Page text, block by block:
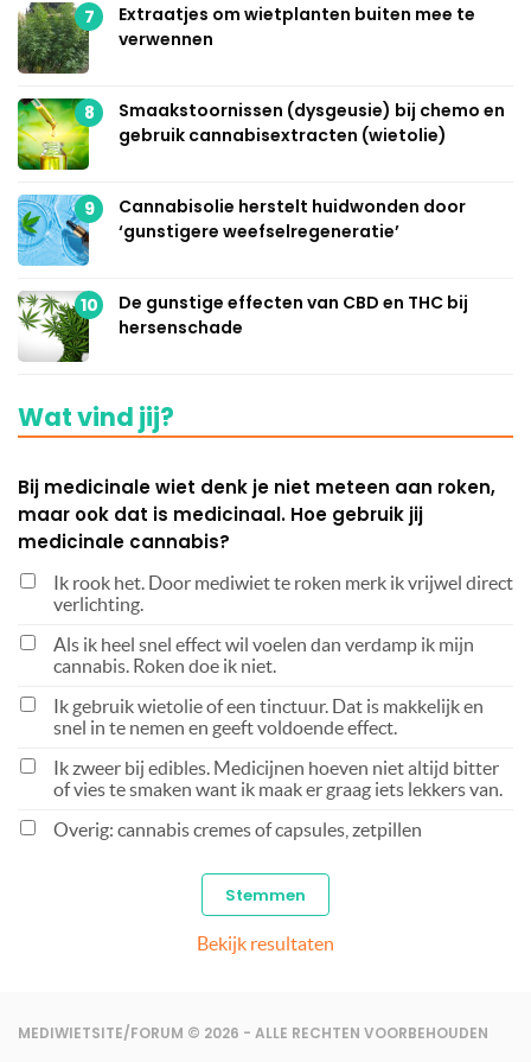
7
Extraatjes om wietplanten buiten mee te
verwennen
8
Smaakstoornissen (dysgeusie) bij chemo en
gebruik cannabisextracten (wietolie)
9
Cannabisolie herstelt huidwonden door
‘gunstigere weefselregeneratie’
10
De gunstige effecten van CBD en THC bij
hersenschade
Wat vind jij?
Bij medicinale wiet denk je niet meteen aan roken,
maar ook dat is medicinaal. Hoe gebruik jij
medicinale cannabis?
Ik rook het. Door mediwiet te roken merk ik vrijwel direct
verlichting.
Als ik heel snel effect wil voelen dan verdamp ik mijn
cannabis. Roken doe ik niet.
Ik gebruik wietolie of een tinctuur. Dat is makkelijk en
snel in te nemen en geeft voldoende effect.
Ik zweer bij edibles. Medicijnen hoeven niet altijd bitter
of vies te smaken want ik maak er graag iets lekkers van.
Overig: cannabis cremes of capsules, zetpillen
Bekijk resultaten
MEDIWIETSITE/FORUM © 2026 - ALLE RECHTEN VOORBEHOUDEN